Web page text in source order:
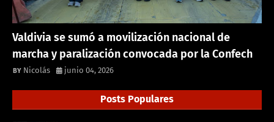
Valdivia se sumó a movilización nacional de
marcha y paralización convocada por la Confech
Nicolás junio 04, 2026
Posts Populares